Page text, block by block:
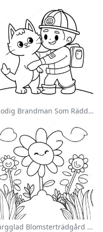
Modig Brandman Som Räddar En Katt Målarbild
Färgglad Blomsterträdgård Målarbild